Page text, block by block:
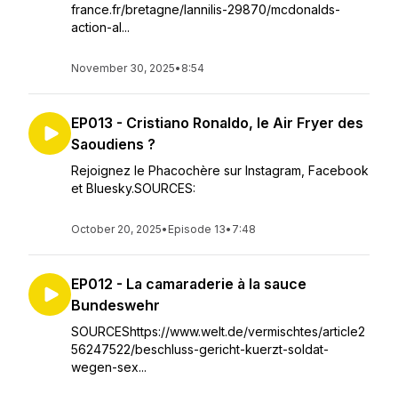
france.fr/bretagne/lannilis-29870/mcdonalds-
action-al...
November 30, 2025• 8:54
EP013 - Cristiano Ronaldo, le Air Fryer des
Saoudiens ?
Rejoignez le Phacochère sur Instagram, Facebook
et Bluesky.SOURCES:
October 20, 2025• Episode 13• 7:48
EP012 - La camaraderie à la sauce
Bundeswehr
SOURCEShttps://www.welt.de/vermischtes/article2
56247522/beschluss-gericht-kuerzt-soldat-
wegen-sex...